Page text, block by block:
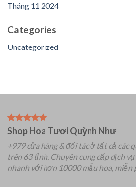
Tháng 11 2024
Categories
Uncategorized
Shop Hoa Tươi Quỳnh Như
+979 cửa hàng & đối tác ở tất cả các
trên 63 tỉnh. Chuyên cung cấp dịch
nhanh với hơn 10000 mẫu hoa, miễn